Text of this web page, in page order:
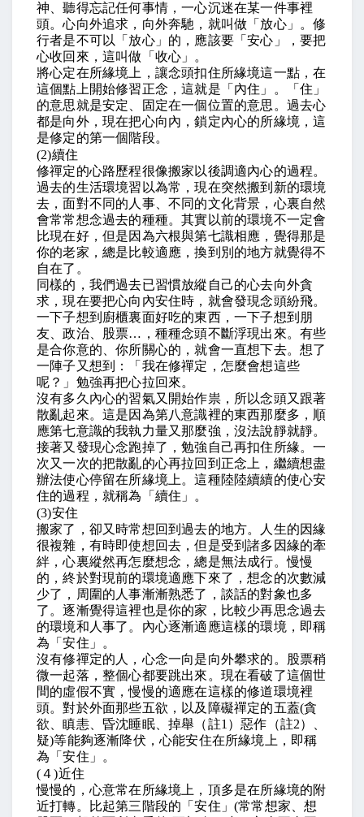
神、聽得忘記任何事情，一心沉迷在某一件事裡
頭。心向外追求，向外奔馳，就叫做「放心」。修
行者是不可以「放心」的，應該要「安心」，要把
心收回來，這叫做「收心」。
將心定在所緣境上，讓念頭扣住所緣境這一點，在
這個點上開始修習正念，這就是「內住」。「住」
的意思就是安定、固定在一個位置的意思。過去心
都是向外，現在把心向內，鎖定內心的所緣境，這
是修定的第一個階段。
(2)續住
修禪定的心路歷程很像搬家以後調適內心的過程。
過去的生活環境習以為常，現在突然搬到新的環境
去，面對不同的人事、不同的文化背景，心裏自然
會常常想念過去的種種。其實以前的環境不一定會
比現在好，但是因為六根與第七識相應，覺得那是
你的老家，總是比較適應，換到別的地方就覺得不
自在了。
同樣的，我們過去已習慣放縱自己的心去向外貪
求，現在要把心向內安住時，就會發現念頭紛飛。
一下子想到廚櫃裏面好吃的東西，一下子想到朋
友、政治、股票… ，種種念頭不斷浮現出來。有些
是合你意的、你所關心的，就會一直想下去。想了
一陣子又想到：「我在修禪定，怎麼會想這些
呢？」勉強再把心拉回來。
沒有多久內心的習氣又開始作祟，所以念頭又跟著
散亂起來。這是因為第八意識裡的東西那麼多，順
應第七意識的我執力量又那麼強，沒法說靜就靜。
接著又發現心念跑掉了，勉強自己再扣住所緣。一
次又一次的把散亂的心再拉回到正念上，繼續想盡
辦法使心停留在所緣境上。這種陸陸續續的使心安
住的過程，就稱為「續住」。
(3)安住
搬家了，卻又時常想回到過去的地方。人生的因緣
很複雜，有時即使想回去，但是受到諸多因緣的牽
絆，心裏縱然再怎麼想念，總是無法成行。慢慢
的，終於對現前的環境適應下來了，想念的次數減
少了，周圍的人事漸漸熟悉了，談話的對象也多
了。逐漸覺得這裡也是你的家，比較少再思念過去
的環境和人事了。內心逐漸適應這樣的環境，即稱
為「安住」。
沒有修禪定的人，心念一向是向外攀求的。股票稍
微一起落，整個心都要跳出來。現在看破了這個世
間的虛假不實，慢慢的適應在這樣的修道環境裡
頭。對於外面那些五欲，以及障礙禪定的五蓋(貪
欲、瞋恚、昏沈睡眠、掉舉（註1 ）惡作（註2）、
疑)等能夠逐漸降伏，心能安住在所緣境上，即稱
為「安住」。
(４)近住
慢慢的，心意常在所緣境上，頂多是在所緣境的附
近打轉。比起第三階段的「安住」 (常常想家、想